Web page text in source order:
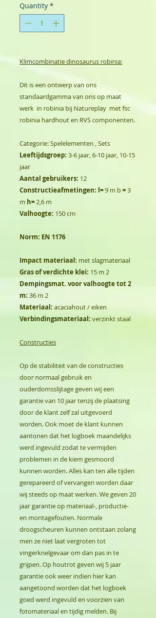
Quantity *
Klimcombinatie dinosaurus robinia:
Dit is een ontwerp van ons
standaardgamma van ons op maat
werk in robinia bij Natureplay met fsc
robinia hardhout en RVS componenten.
Categorie: Spelelementen , Sets
Leeftijdsgroep: 3-6 jaar, 6-10 jaar, 10-15
jaar
Aantal gebruikers: 12
Constructieafmetingen: l=9 m b=3
m h=2,6 m
Valhoogte: 150 cm
Norm: EN 1176
Impact materiaal: met slagmateriaal
Gras of verdichte klei: 15 m 2
Dempingsmat. voor valhoogte tot 2
m: 36 m 2
Materiaal: acaciahout / eiken
Verbindingsmateriaal: verzinkt staal
Constructies
Op de stabiliteit van de constructies
door normaal gebruik en
ouderdomsslijtage geven wij een
garantie van 10 jaar tenzij de plaatsing
door de klant zelf zal uitgevoerd
worden. Ook moet de klant kunnen
aantonen dat het logboek maandelijks
werd ingevuld zodat te vermijden
problemen in de kiem gesmoord
kunnen worden. Alles kan ten alle tijden
gerepareerd of vervangen worden daar
wij steeds op maat werken. We geven 20
jaar garantie op materiaal-, productie-
en montagefouten. Normale
droogscheuren kunnen ontstaan zolang
men ze niet laat vergroten tot
vingerknelgevaar om dan pas in te
grijpen. Op houtrot geven wij 5 jaar
garantie ook weer indien hier kan
aangetoond worden dat het logboek
goed werd ingevuld en voorzien van
fotomateriaal en tijdig melden. Bij